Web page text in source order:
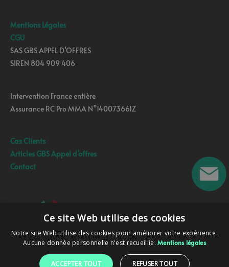
Mentions Légales
CGU
SAS GBS APPEL D’OFFRES
SIREN 804 909 406
Intervention France entière
Assurance RC Pro MMA N°140073661Z
Cas Clients
Articles GBS Appel d’offres
Contact
Ce site Web utilise des cookies
Notre site Web utilise des cookies pour améliorer votre expérience.
Aucune donnée personnelle n'est recueillie.Mentions légales
ACCEPTER TOUT REFUSER TOUT